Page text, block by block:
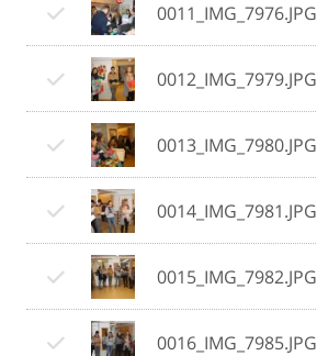
0011_IMG_7976.JPG
0012_IMG_7979.JPG
0013_IMG_7980.JPG
0014_IMG_7981.JPG
0015_IMG_7982.JPG
0016_IMG_7985.JPG